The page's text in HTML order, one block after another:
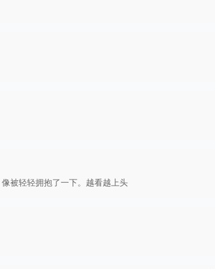
被轻轻拥抱了一下。越看越上头